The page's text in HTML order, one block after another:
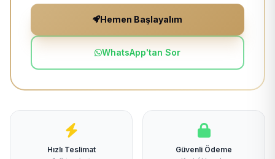
Hemen Başlayalım
WhatsApp'tan Sor
Hızlı Teslimat
Güvenli Ödeme